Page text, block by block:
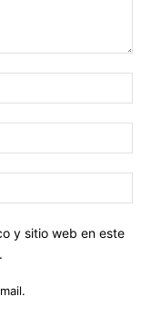
y sitio web en este